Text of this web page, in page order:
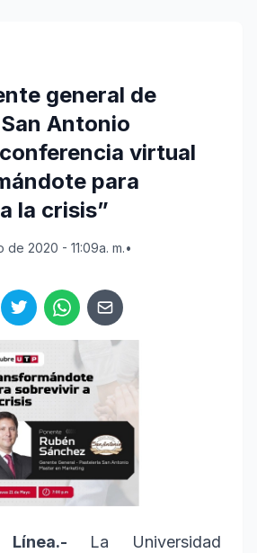
general de
Antonio
virtual
para
la crisis”
de 2020 - 11:09a. m.•
Línea.- La Universidad